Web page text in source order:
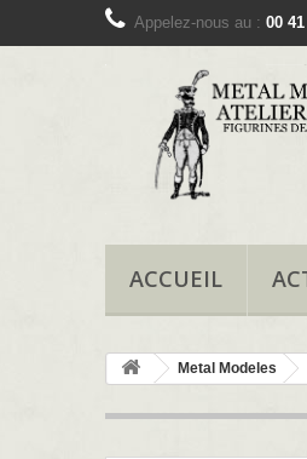
Appelez-nous au : 00
ACCUEIL
Metal Modeles